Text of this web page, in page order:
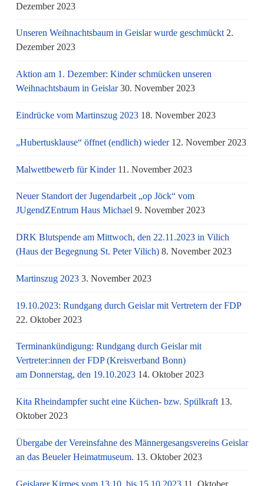
Dezember 2023
Unseren Weihnachtsbaum in Geislar wurde geschmückt 2.
Dezember 2023
Aktion am 1. Dezember: Kinder schmücken unseren
Weihnachtsbaum in Geislar 30. November 2023
Eindrücke vom Martinszug 2023 18. November 2023
„Hubertusklause“ öffnet (endlich) wieder 12. November 2023
Malwettbewerb für Kinder 11. November 2023
Neuer Standort der Jugendarbeit „op Jöck“ vom
JUgendZEntrum Haus Michael 9. November 2023
DRK Blutspende am Mittwoch, den 22.11.2023 in Vilich
(Haus der Begegnung St. Peter Vilich) 8. November 2023
Martinszug 2023 3. November 2023
19.10.2023: Rundgang durch Geislar mit Vertretern der FDP
22. Oktober 2023
Terminankündigung: Rundgang durch Geislar mit
Vertreter:innen der FDP (Kreisverband Bonn)
am Donnerstag, den 19.10.2023 14. Oktober 2023
Kita Rheindampfer sucht eine Küchen- bzw. Spülkraft 13.
Oktober 2023
Übergabe der Vereinsfahne des Männergesangsvereins Geislar
an das Beueler Heimatmuseum. 13. Oktober 2023
Geislarer Kirmes vom 13.10. bis 15.10.2023 11. Oktober